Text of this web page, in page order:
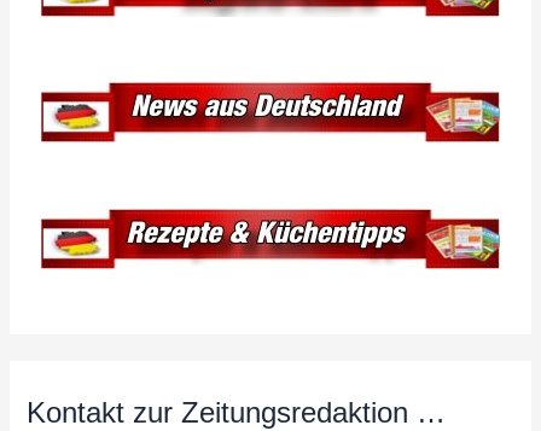
Kontakt zur Zeitungsredaktion …